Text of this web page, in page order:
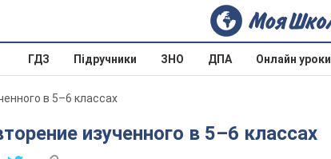
ГДЗ Підручники ЗНО ДПА Онлайн уроки
в 5–6 классах
изученного в 5–6 классах